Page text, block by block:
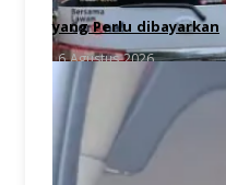
yang Perlu dibayarkan
6 Agustus 2026